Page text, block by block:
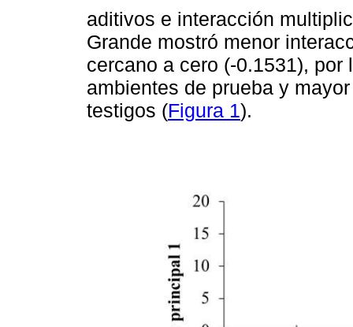
aditivos e interacción
Grande mostró menor
cercano a cero (-0.1531),
ambientes de prueba y
testigos (Figura 1).